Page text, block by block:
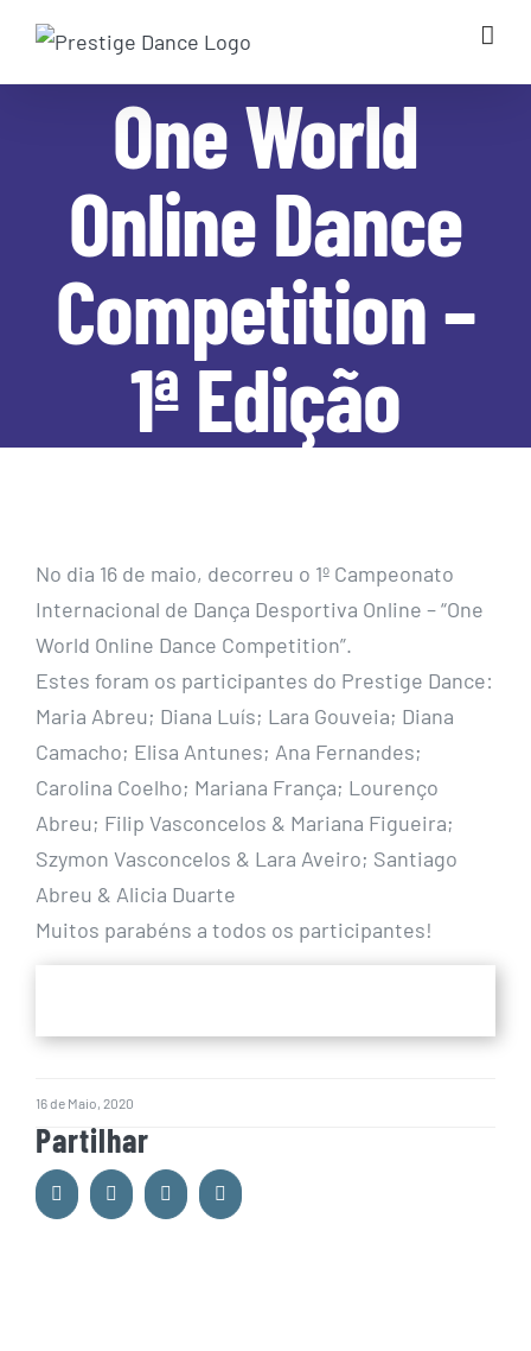
content
One World
Online Dance
Competition –
1ª Edição
No dia 16 de maio, decorreu o 1º Campeonato
Internacional de Dança Desportiva Online – “One
World Online Dance Competition”.
Estes foram os participantes do Prestige Dance:
Maria Abreu; Diana Luís; Lara Gouveia; Diana
Camacho; Elisa Antunes; Ana Fernandes;
Carolina Coelho; Mariana França; Lourenço
Abreu; Filip Vasconcelos & Mariana Figueira;
Szymon Vasconcelos & Lara Aveiro; Santiago
Abreu & Alicia Duarte
Muitos parabéns a todos os participantes!
16 de Maio, 2020
Partilhar
FacebookWhatsappGoogle+ Email